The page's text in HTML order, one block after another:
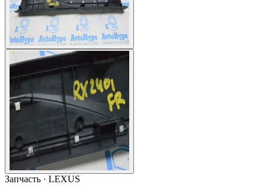
Запчасть · LEXUS